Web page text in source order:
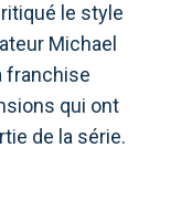
le style
Michael
franchise
qui ont
de la série.